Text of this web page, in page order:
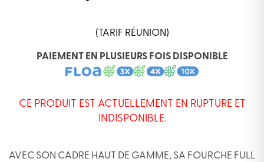
(TARIF RÉUNION)
PAIEMENT EN PLUSIEURS FOIS DISPONIBLE
CE PRODUIT EST ACTUELLEMENT EN RUPTURE ET
INDISPONIBLE.
AVEC SON CADRE HAUT DE GAMME, SA FOURCHE FULL